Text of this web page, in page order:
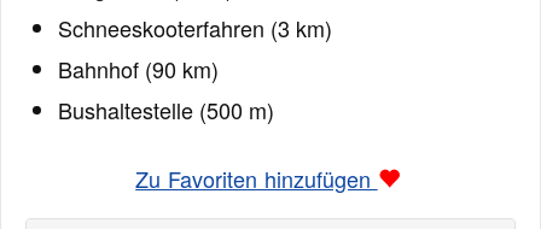
Schneeskooterfahren (3 km)
Bahnhof (90 km)
Bushaltestelle (500 m)
Zu Favoriten hinzufügen